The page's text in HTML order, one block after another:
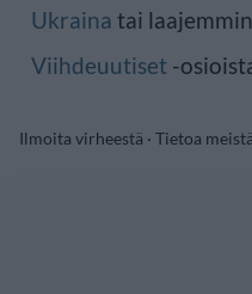
Ukraina tai
Viihdeuutiset -
Ilmoita virheestä · Tietoa meistä